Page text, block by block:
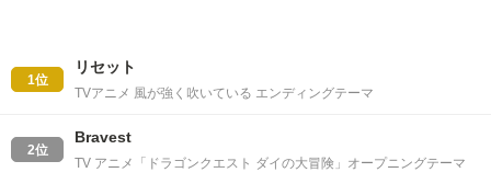
1位
リセット
TVアニメ 風が強く吹いている エンディングテーマ
2位
Bravest
TV アニメ「ドラゴンクエスト ダイの大冒険」オープニングテーマ